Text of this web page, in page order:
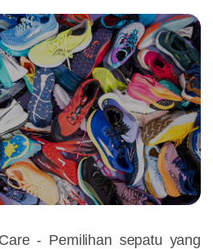
- Pemilihan sepatu yang